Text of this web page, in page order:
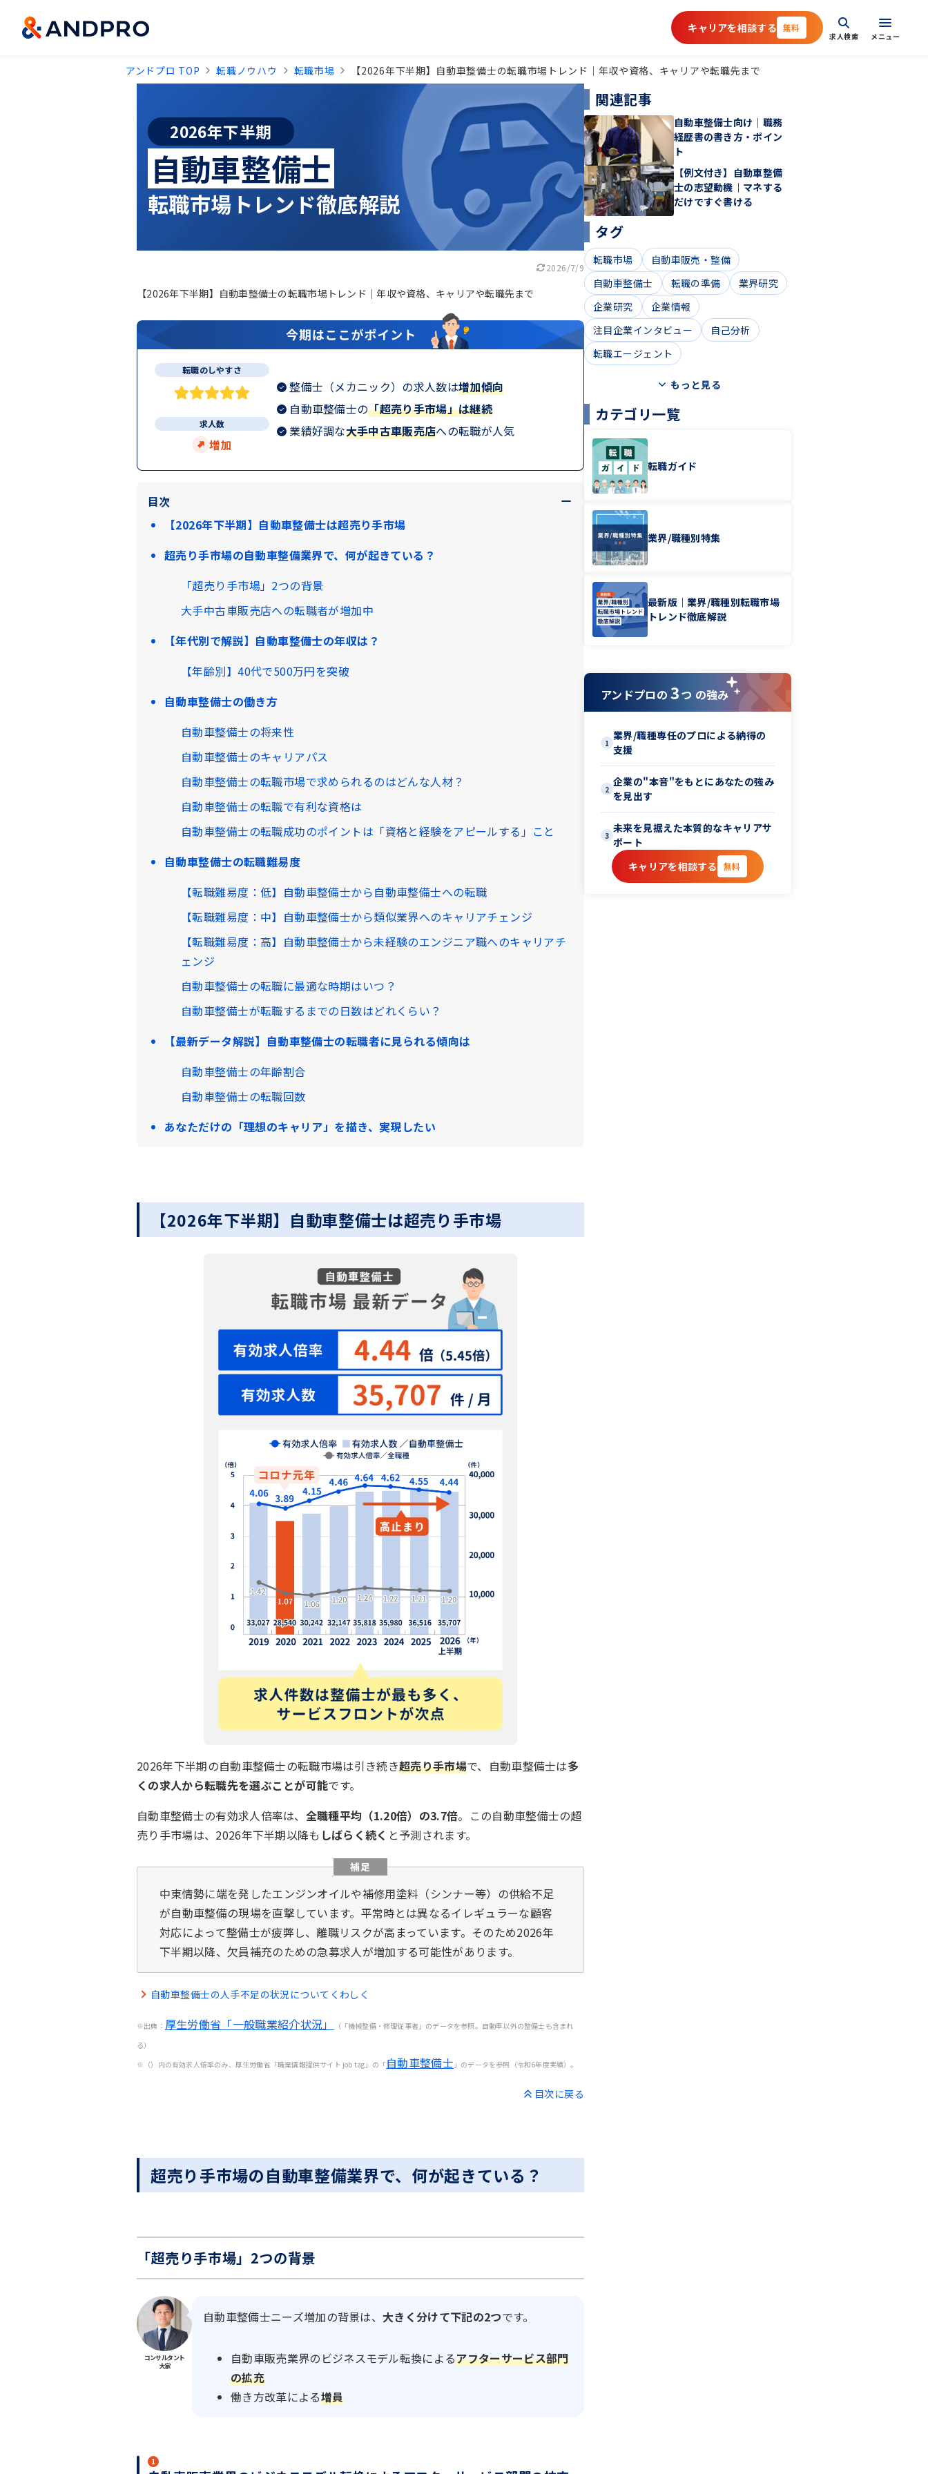
キャリアを相談する 無料
求人検索 メニュー
アンドプロ TOP 転職ノウハウ 転職市場 【2026年下半期】自動車整備士の転職市場トレンド｜年収や資格、キャリアや転職先まで
2026年下半期
自動車整備士
転職市場トレンド徹底解説
2026/7/9
【2026年下半期】自動車整備士の転職市場トレンド｜年収や資格、キャリアや転職先まで
転職のしやすさ
求人数
増加
整備士（メカニック）の求人数は増加傾向
自動車整備士の「超売り手市場」は継続
業績好調な大手中古車販売店への転職が人気
目次
【2026年下半期】自動車整備士は超売り手市場
超売り手市場の自動車整備業界で、何が起きている？
「超売り手市場」2つの背景
大手中古車販売店への転職者が増加中
【年代別で解説】自動車整備士の年収は？
【年齢別】40代で500万円を突破
自動車整備士の働き方
自動車整備士の将来性
自動車整備士のキャリアパス
自動車整備士の転職市場で求められるのはどんな人材？
自動車整備士の転職で有利な資格は
自動車整備士の転職成功のポイントは「資格と経験をアピールする」こと
自動車整備士の転職難易度
【転職難易度：低】自動車整備士から自動車整備士への転職
【転職難易度：中】自動車整備士から類似業界へのキャリアチェンジ
【転職難易度：高】自動車整備士から未経験のエンジニア職へのキャリアチ
ェンジ
自動車整備士の転職に最適な時期はいつ？
自動車整備士が転職するまでの日数はどれくらい？
【最新データ解説】自動車整備士の転職者に見られる傾向は
自動車整備士の年齢割合
自動車整備士の転職回数
あなただけの「理想のキャリア」を描き、実現したい
【2026年下半期】自動車整備士は超売り手市場
2026年下半期の自動車整備士の転職市場は引き続き超売り手市場で、自動車整備士は多
くの求人から転職先を選ぶことが可能です。
自動車整備士の有効求人倍率は、 全職種平均（1.20倍）の3.7倍。この自動車整備士の超
売り手市場は、2026年下半期以降も しばらく続く と予測されます。
補足
中東情勢に端を発したエンジンオイルや補修用塗料（シンナー等）の供給不足
が自動車整備の現場を直撃しています。平常時とは異なるイレギュラーな顧客
対応によって整備士が疲弊し、離職リスクが高まっています。そのため2026年
下半期以降、欠員補充のための急募求人が増加する可能性があります。
自動車整備士の人手不足の状況についてくわしく
※出典： 厚生労働省「一般職業紹介状況」
（「機械整備・修理従事者」のデータを参照。自動車以外の整備士も含まれ
る）
※（）内の有効求人倍率のみ、厚生労働省「職業情報提供サイト job tag」の「自動車整備士 」のデータを参照（令和6年度実績）。
目次に戻る
超売り手市場の自動車整備業界で、何が起きている？
「超売り手市場」2つの背景
コンサルタント
大家
自動車整備士ニーズ増加の背景は、 大きく分けて下記の2つです。
自動車販売業界のビジネスモデル転換によるアフターサービス部門
の拡充
働き方改革による増員
1
関連記事
自動車整備士向け｜職務
経歴書の書き方・ポイン
ト
【例文付き】自動車整備
士の志望動機｜マネする
だけですぐ書ける
タグ
転職市場
自動車販売・整備
自動車整備士
転職の準備
業界研究
企業研究
企業情報
注目企業インタビュー
自己分析
転職エージェント
もっと見る
カテゴリ一覧
転職ガイド
業界/職種別特集
最新版｜業界/職種別転職市場
トレンド徹底解説
アンドプロの3つ の強み
1
業界/職種専任のプロによる納得の
支援
2
企業の"本音"をもとにあなたの強み
を見出す
3
未来を見据えた本質的なキャリアサ
ポート
キャリアを相談する
無料